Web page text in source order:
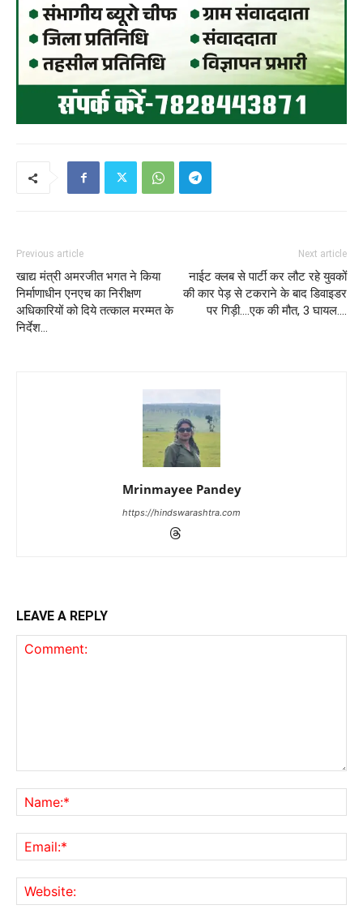
Previous article
खाद्य मंत्री अमरजीत भगत ने किया
निर्माणाधीन एनएच का निरीक्षण
अधिकारियों को दिये तत्काल मरम्मत के
निर्देश…
Next article
नाईट क्लब से पार्टी कर लौट रहे युवकों
की कार पेड़ से टकराने के बाद डिवाइडर
पर गिड़ी….एक की मौत, 3 घायल….
Mrinmayee Pandey
https://hindswarashtra.com
LEAVE A REPLY